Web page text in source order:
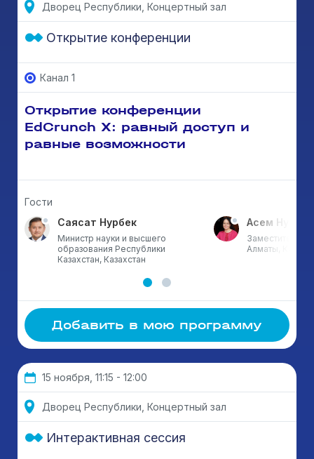
Дворец Республики, Концертный зал
Открытие конференции
Канал 1
Открытие конференции
EdCrunch X: равный доступ и
равные возможности
Гости
Саясат Нурбек
Министр науки и высшего
образования Республики
Казахстан, Казахстан
Асем
Заместитель
Алматы,
Добавить в мою программу
15 ноября, 11:15 - 12:00
Дворец Республики, Концертный зал
Интерактивная сессия